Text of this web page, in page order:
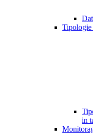
Tipologie
in